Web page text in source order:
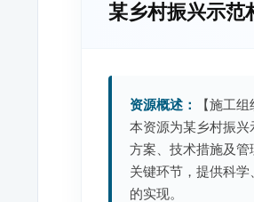
某乡村振兴示范
资源概述：
【施工
本资源为某乡村振
方案、技术措施及
关键环节，提供科
的实现。